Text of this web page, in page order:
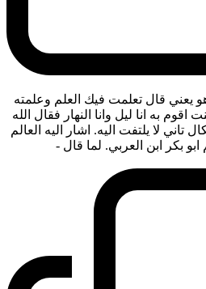
يعني قال تعلمت فيك العلم وعلمته
به انا ليل وانا النهار فقال الله
لا يلتفت اليه. اشار اليه العالم
ابو بكر ابن العربي. لما قال -